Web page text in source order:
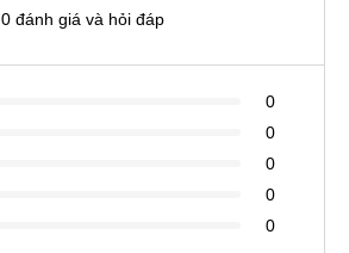
0 đánh giá và hỏi đáp
0
0
0
0
0